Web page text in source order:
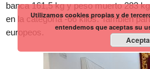
banca 161,5 kg y peso muerto 283
en la categoría -66 kilos. También
europeos.
Utilizamos cookies propias y de
entendemos que aceptas su